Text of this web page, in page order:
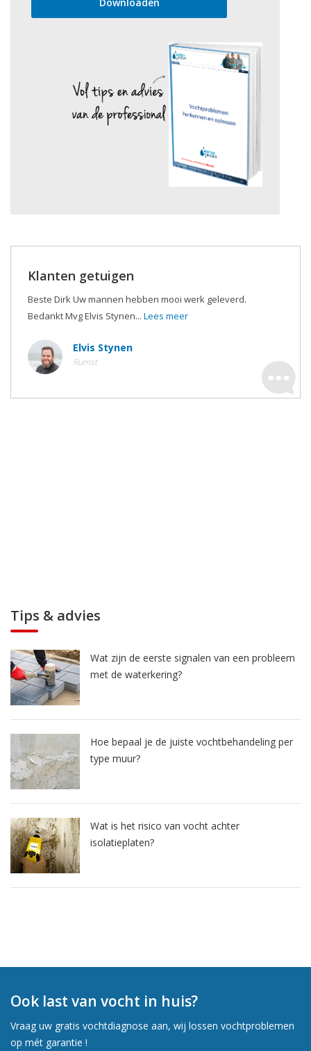
Klanten getuigen
Beste Dirk Uw mannen hebben mooi werk geleverd.
Bedankt Mvg Elvis Stynen... Lees meer
Elvis Stynen
Rumst
Tips & advies
Wat zijn de eerste signalen van een probleem
met de waterkering?
Hoe bepaal je de juiste vochtbehandeling per
type muur?
Wat is het risico van vocht achter
isolatieplaten?
Ook last van vocht in huis?
Vraag uw gratis vochtdiagnose aan, wij lossen vochtproblemen
op mét garantie !